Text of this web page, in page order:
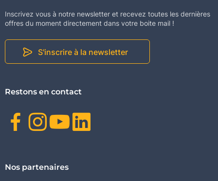
Inscrivez vous à notre newsletter et recevez toutes les dernières
offres du moment directement dans votre boite mail !
S'inscrire à la newsletter
Restons en contact
Facebook
Instagram
Youtube
Nos partenaires